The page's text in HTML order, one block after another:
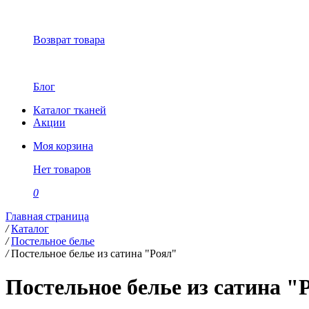
Возврат товара
Блог
Каталог тканей
Акции
Моя корзина
Нет товаров
0
Главная страница
/ Каталог
/ Постельное белье
/ Постельное белье из сатина "Роял"
Постельное белье из сатина